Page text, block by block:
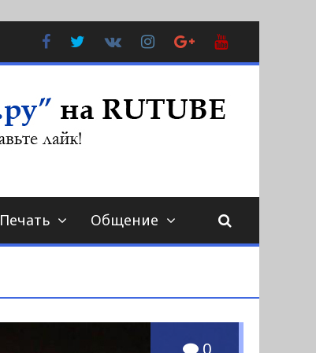
FacebookTwitter
Контакте
Instagram
Google
Plus
Печать Общение
0